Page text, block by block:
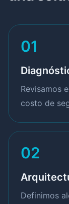
01
Revisamos
costo de
02
Definimos